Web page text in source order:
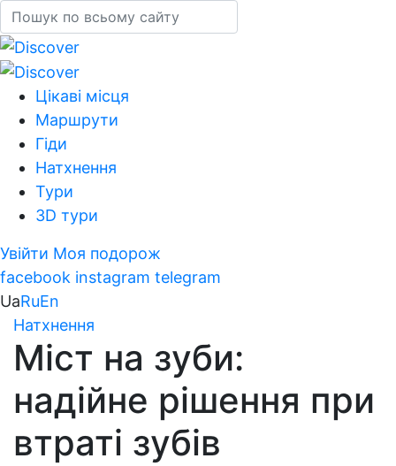
Цікаві місця
Маршрути
Гіди
Натхнення
Тури
3D тури
Увійти Моя подорож
facebook instagram telegram
UaRuEn
Натхнення
Міст на зуби:
надійне рішення при
втраті зубів